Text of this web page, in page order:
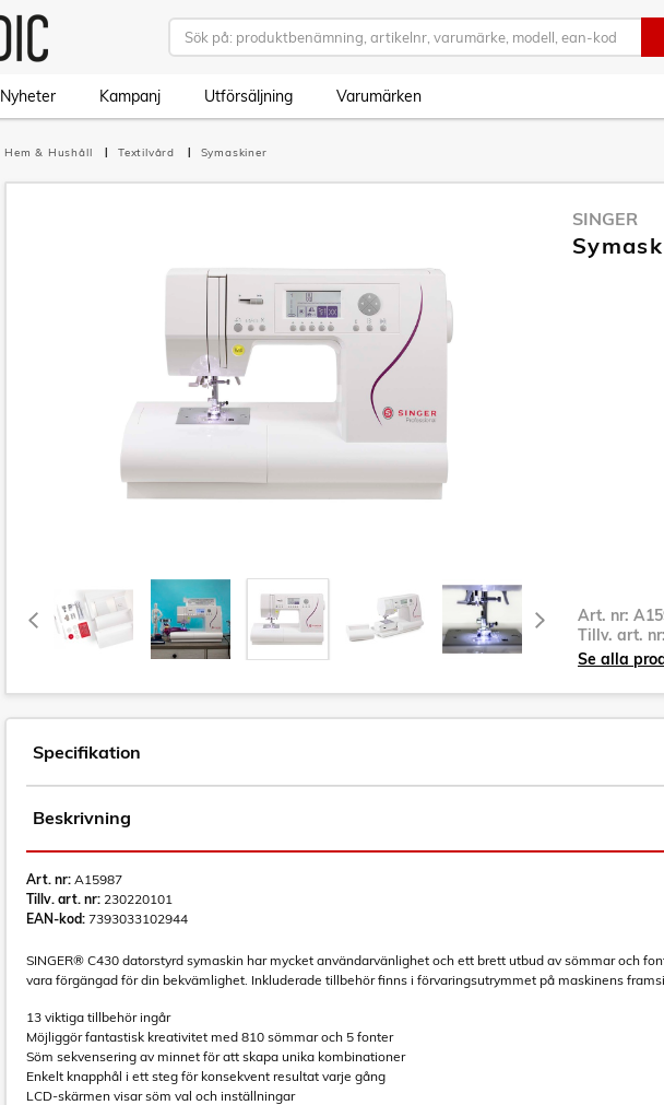
Nyheter Kampanj Utförsäljning Varumärken
Hem & Hushåll Textilvård Symaskiner
SINGER
Art. nr:
Tillv. art.
Se alla
Specifikation
Beskrivning
Art. nr: A15987
Tillv. art. nr: 230220101
EAN-kod: 7393033102944
SINGER® C430 datorstyrd symaskin har mycket användarvänlighet och ett brett utbud av sömmar och
vara förgängad för din bekvämlighet. Inkluderade tillbehör finns i förvaringsutrymmet på maskinens
13 viktiga tillbehör ingår
Möjliggör fantastisk kreativitet med 810 sömmar och 5 fonter
Söm sekvensering av minnet för att skapa unika kombinationer
Enkelt knapphål i ett steg för konsekvent resultat varje gång
LCD-skärmen visar söm val och inställningar